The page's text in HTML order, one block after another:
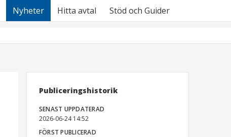
Nyheter Hitta avtal Stöd och Guider
Publiceringshistorik
SENAST UPPDATERAD
2026-06-24 14:52
FÖRST PUBLICERAD